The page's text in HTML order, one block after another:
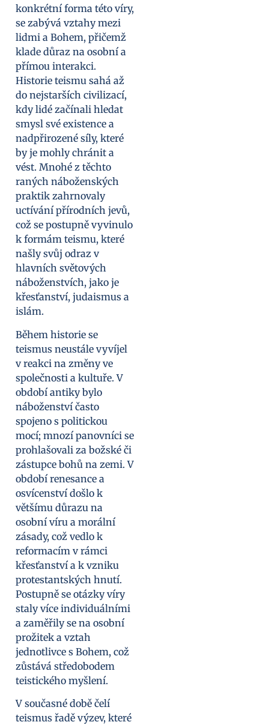
konkrétní forma této víry,
se zabývá vztahy mezi
lidmi a Bohem, přičemž
klade důraz na osobní a
přímou interakci.
Historie teismu sahá až
do nejstarších civilizací,
kdy lidé začínali hledat
smysl své existence a
nadpřirozené síly, které
by je mohly chránit a
vést. Mnohé z těchto
raných náboženských
praktik zahrnovaly
uctívání přírodních jevů,
což se postupně vyvinulo
k formám teismu, které
našly svůj odraz v
hlavních světových
náboženstvích, jako je
křesťanství, judaismus a
islám.
Během historie se
teismus neustále vyvíjel
v reakci na změny ve
společnosti a kultuře. V
období antiky bylo
náboženství často
spojeno s politickou
mocí; mnozí panovníci se
prohlašovali za božské či
zástupce bohů na zemi. V
období renesance a
osvícenství došlo k
většímu důrazu na
osobní víru a morální
zásady, což vedlo k
reformacím v rámci
křesťanství a k vzniku
protestantských hnutí.
Postupně se otázky víry
staly více individuálními
a zaměřily se na osobní
prožitek a vztah
jednotlivce s Bohem, což
zůstává středobodem
teistického myšlení.
V současné době čelí
teismus řadě výzev, které